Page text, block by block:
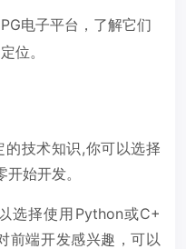
电子平台，了解它们
位。
技术知识,你可以选择
始开发。
选择使用Python或C+
前端开发感兴趣，可以